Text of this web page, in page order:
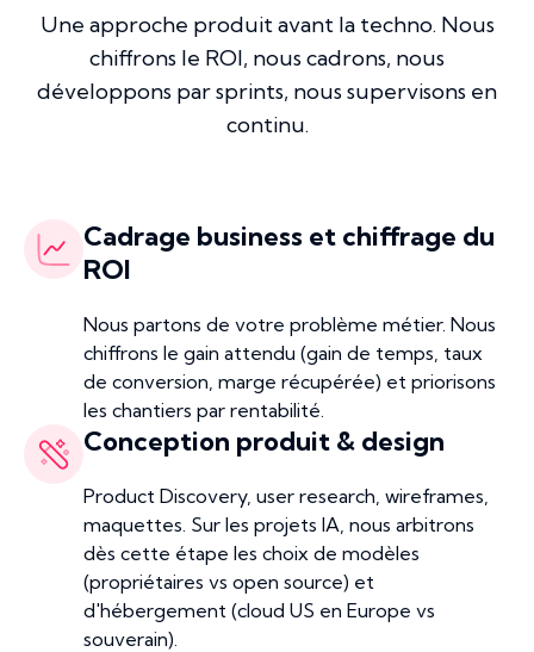
Une approche produit avant la techno. Nous
chiffrons le ROI, nous cadrons, nous
développons par sprints, nous supervisons en
continu.
Cadrage business et chiffrage du
ROI
Nous partons de votre problème métier. Nous
chiffrons le gain attendu (gain de temps, taux
de conversion, marge récupérée) et priorisons
les chantiers par rentabilité.
Conception produit & design
Product Discovery, user research, wireframes,
maquettes. Sur les projets IA, nous arbitrons
dès cette étape les choix de modèles
(propriétaires vs open source) et
d'hébergement (cloud US en Europe vs
souverain).